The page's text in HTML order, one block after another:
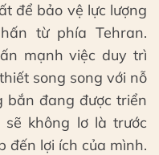
để bảo vệ lực lượng
từ phía Tehran.
mạnh việc duy trì
song song với nỗ
bắn đang được triển
sẽ không lơ là trước
đến lợi ích của mình.